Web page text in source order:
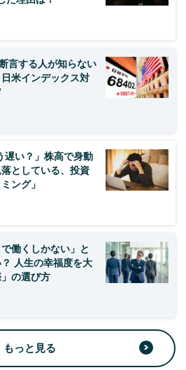
言する人が知らない
日米インデックス対
遅い？」株高で身動
としている、投資
ング」
働くしかない」と
人生の幸福度を大
の選び方
もっと見る